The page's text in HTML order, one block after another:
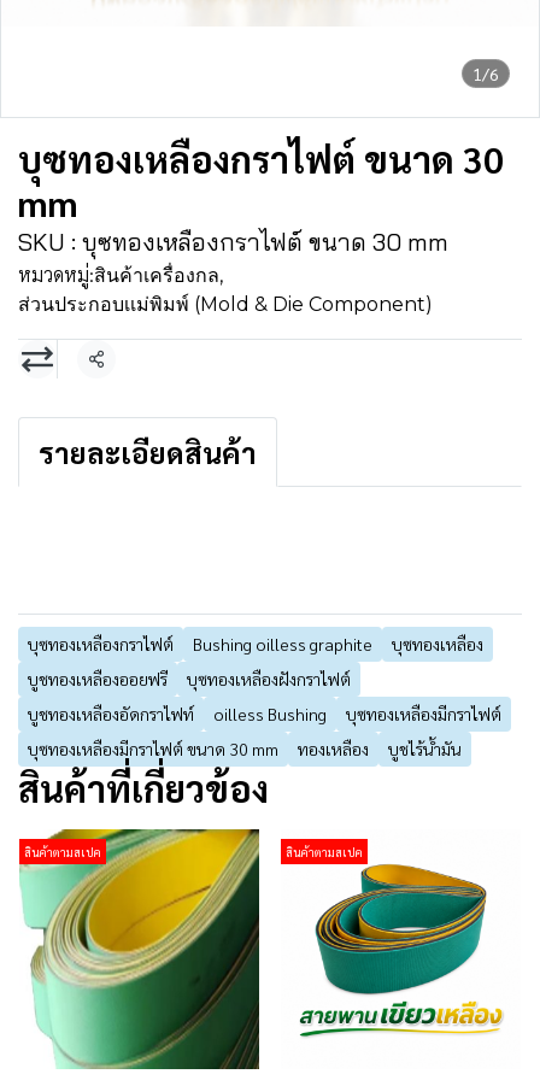
1/6
บุซทองเหลืองกราไฟต์ ขนาด 30
mm
SKU : บุซทองเหลืองกราไฟต์ ขนาด 30 mm
หมวดหมู่:สินค้าเครื่องกล,
ส่วนประกอบเเม่พิมพ์ (Mold & Die Component)
แชร์
รายละเอียดสินค้า
บุซทองเหลืองกราไฟต์ Bushing oilless graphite
บุซทองเหลือง
บูชทองเหลืองออยฟรี
บุซทองเหลืองฝังกราไฟต์
บูชทองเหลืองอัดกราไฟท์
oilless Bushing
บุซทองเหลืองมีกราไฟต์
บุซทองเหลืองมีกราไฟต์ ขนาด 30 mm
ทองเหลือง บูชไร้น้ำมัน
สินค้าที่เกี่ยวข้อง
สินค้าตามสเปค สินค้าตามสเปค